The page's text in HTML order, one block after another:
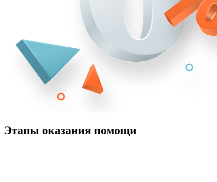
Этапы оказания помощи